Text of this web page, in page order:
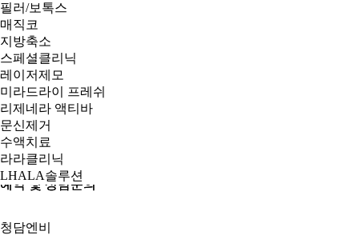
필러/보톡스
매직코
지방축소
스페셜클리닉
레이저제모
미라드라이 프레쉬
리제네라 액티바
문신제거
수액치료
라라클리닉
LHALA솔루션
예약 및 상담문의
예약 및 상담문의
청담엔비